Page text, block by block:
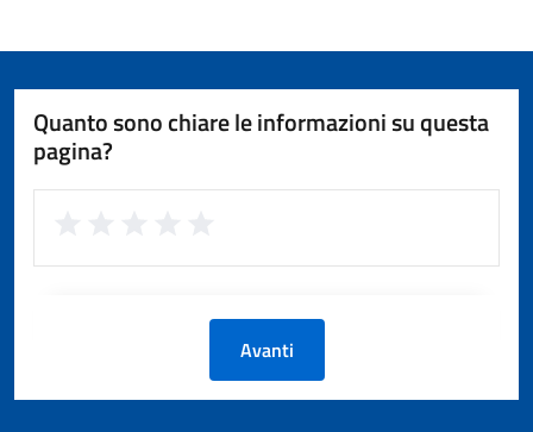
Quanto sono chiare le informazioni su questa
pagina?
Avanti